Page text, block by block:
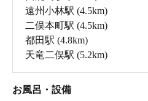
遠州小林駅 (4.5km)
二俣本町駅 (4.5km)
都田駅 (4.8km)
天竜二俣駅 (5.2km)
お風呂・設備